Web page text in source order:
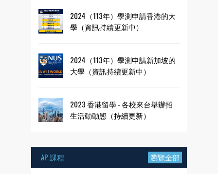
2024（113年）學測申請香港的大
學（資訊持續更新中）
2024（113年）學測申請新加坡的
大學（資訊持續更新中）
2023 香港留學 - 各校來台舉辦招
生活動動態（持續更新）
AP 課程 瀏覽全部